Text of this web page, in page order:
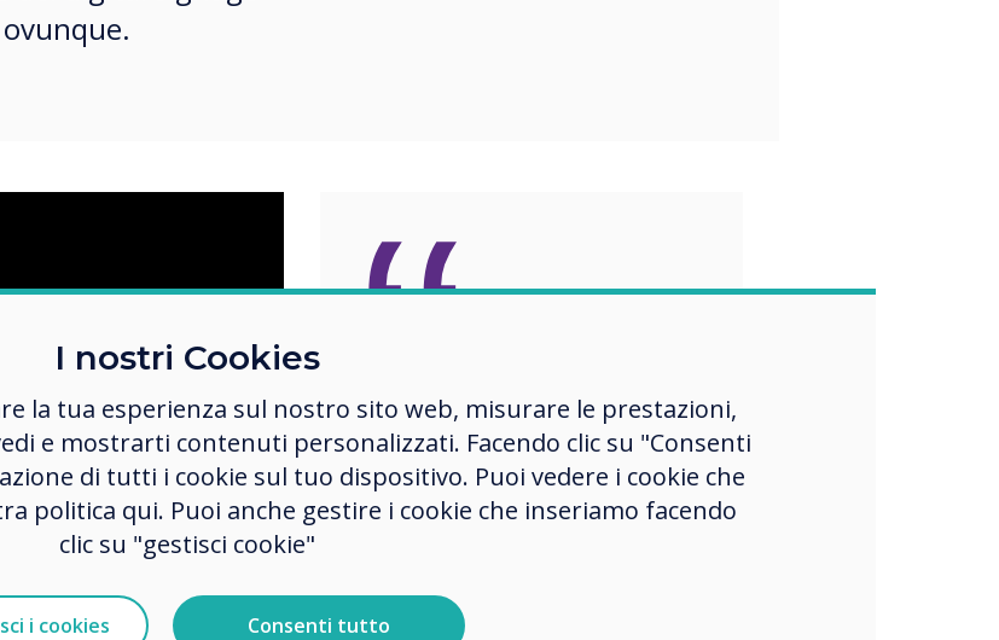
ovunque.
“
prodotti può
collaborare ed essere
gestito da un account
basato su cloud
I nostri Cookies
la tua esperienza sul nostro sito web, misurare le prestazioni,
e mostrarti contenuti personalizzati. Facendo clic su "Consenti
di tutti i cookie sul tuo dispositivo. Puoi vedere i cookie che
politica qui. Puoi anche gestire i cookie che inseriamo facendo
clic su "gestisci cookie"
i cookies Consenti tutto